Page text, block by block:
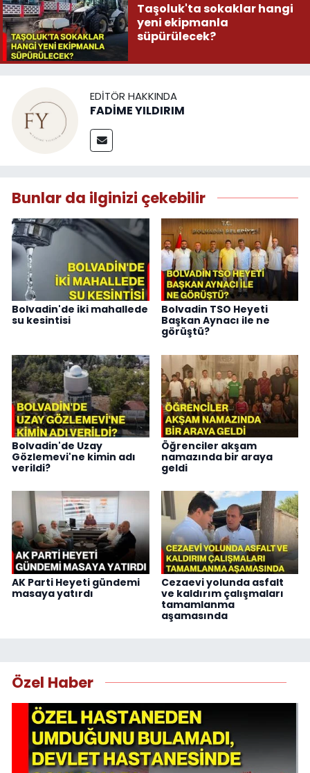
Taşoluk'ta sokaklar hangi
yeni ekipmanla
süpürülecek?
EDITÖR HAKKINDA
FADİME YILDIRIM
Bunlar da ilginizi çekebilir
Bolvadin'de iki mahallede
su kesintisi
Bolvadin TSO Heyeti
Başkan Aynacı ile ne
görüştü?
Bolvadin'de Uzay
Gözlemevi'ne kimin adı
verildi?
Öğrenciler akşam
namazında bir araya
geldi
AK Parti Heyeti gündemi
masaya yatırdı
Cezaevi yolunda asfalt
ve kaldırım çalışmaları
tamamlanma
aşamasında
Özel Haber